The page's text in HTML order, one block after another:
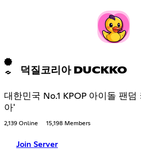
덕질코리아 DUCKKO
대한민국 No.1 KPOP 아이돌 팬덤
아'
2,139 Online 15,198 Members
Join Server